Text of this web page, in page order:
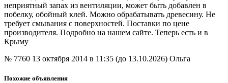
неприятный запах из вентиляции, может быть добавлен в
побелку, обойный клей. Можно обрабатывать древесину. Не
требует смывания с поверхностей. Поставки по цене
производителя. Подробно на нашем сайте. Теперь есть и в
Крыму
№ 7760 13 октября 2014 в 11:35 (до 13.10.2026) Ольга
Похожие объявления